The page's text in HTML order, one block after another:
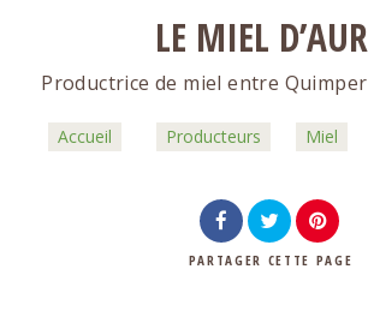
Catégorie
LE MIEL
Productrice de miel entre
Accueil Producteurs Miel
PARTAGER CETTE PAGE